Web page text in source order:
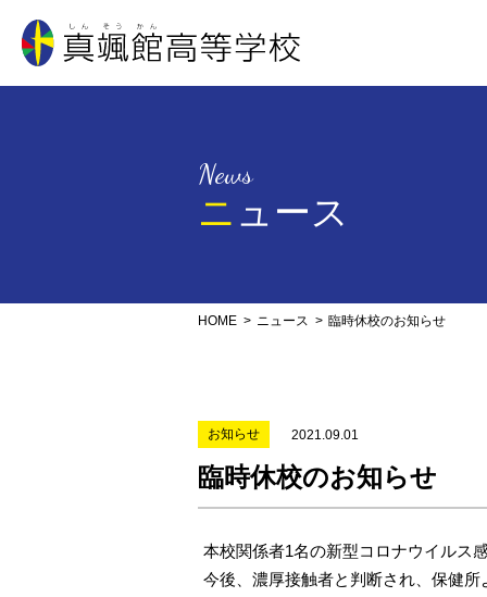
News
ニュース
HOME ニュース 臨時休校のお知らせ
お知らせ 2021.09.01
臨時休校のお知らせ
本校関係者1名の新型コロナウイルス
今後、濃厚接触者と判断され、保健